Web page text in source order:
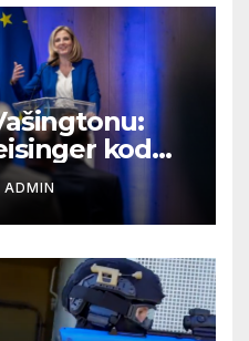
kod
ADMIN